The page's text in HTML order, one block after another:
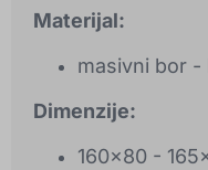
Materijal:
masivni bor -
Dimenzije:
160x80 -